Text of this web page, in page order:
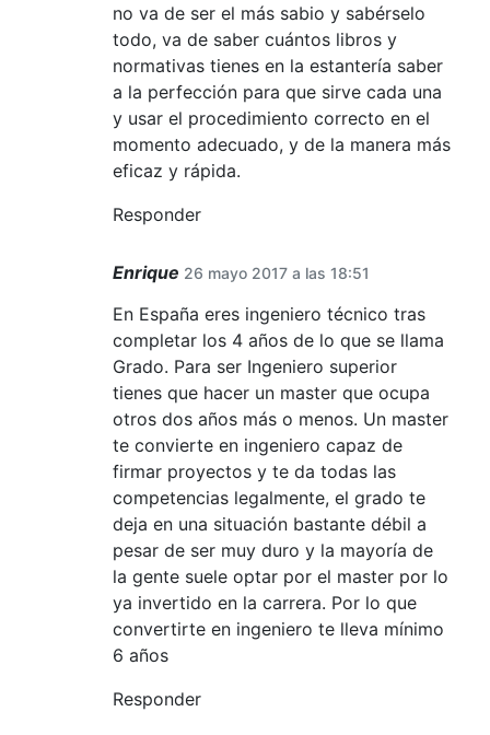
no va de ser el más sabio y sabérselo
todo, va de saber cuántos libros y
normativas tienes en la estantería saber
a la perfección para que sirve cada una
y usar el procedimiento correcto en el
momento adecuado, y de la manera más
eficaz y rápida.
Responder
Enrique 26 mayo 2017 a las 18:51
En España eres ingeniero técnico tras
completar los 4 años de lo que se llama
Grado. Para ser Ingeniero superior
tienes que hacer un master que ocupa
otros dos años más o menos. Un master
te convierte en ingeniero capaz de
firmar proyectos y te da todas las
competencias legalmente, el grado te
deja en una situación bastante débil a
pesar de ser muy duro y la mayoría de
la gente suele optar por el master por lo
ya invertido en la carrera. Por lo que
convertirte en ingeniero te lleva mínimo
6 años
Responder